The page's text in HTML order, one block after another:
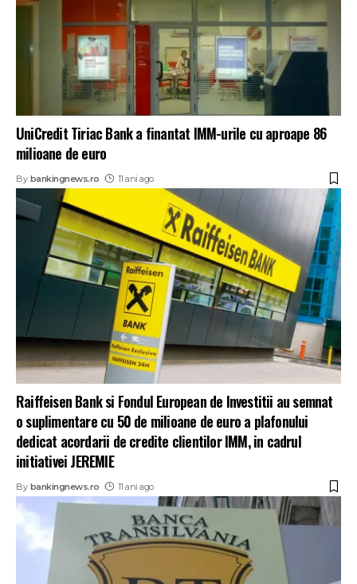
UniCredit Tiriac Bank a finantat IMM-urile cu aproape 86
milioane de euro
By bankingnews.ro 11 ani ago
Raiffeisen Bank si Fondul European de Investitii au semnat
o suplimentare cu 50 de milioane de euro a plafonului
dedicat acordarii de credite clientilor IMM, in cadrul
initiativei JEREMIE
By bankingnews.ro 11 ani ago